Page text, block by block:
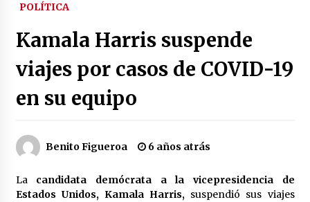
Héctor Díaz-Polanco renuncia a la presidencia
de Morena en la CDMX
SMN alerta por lluvias intensas, granizo y calor
extremo en gran parte de México
3 semanas atrás
POLÍTICA
Kamala Harris suspende
viajes por casos de COVID-19
en su equipo
Benito Figueroa 6 años atrás
La candidata demócrata a la vicepresidencia de
Estados Unidos, Kamala Harris, suspendió sus viajes